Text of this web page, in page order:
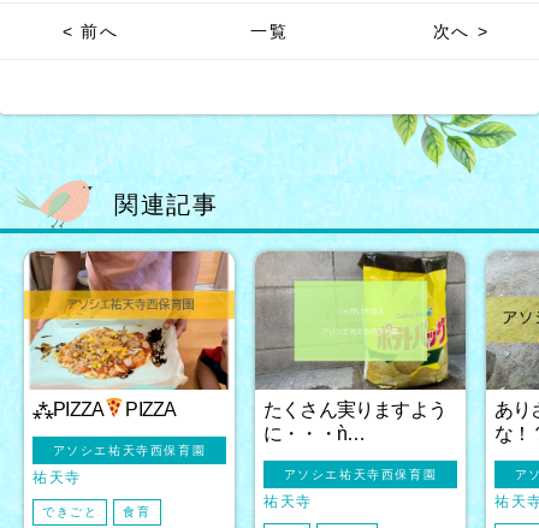
< 前へ 一覧 次へ >
関連記事
⁂PIZZA PIZZA
アソシエ祐天寺西保育園
祐天寺
できごと 食育
たくさん実りますよう
に・・・ǹ…
アソシエ祐天寺西保育園
祐天寺
あり
な！
ア
祐天